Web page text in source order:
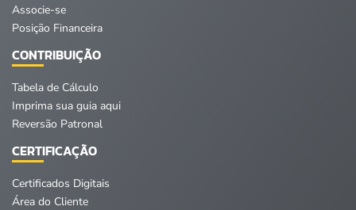
Associe-se
Posição Financeira
CONTRIBUIÇÃO
Tabela de Cálculo
Imprima sua guia aqui
Reversão Patronal
CERTIFICAÇÃO
Certificados Digitais
Área do Cliente